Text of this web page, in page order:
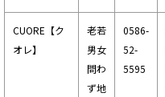
CUORE【ク
オレ】
老若
男女
問わ
ず地
0586-
52-
5595